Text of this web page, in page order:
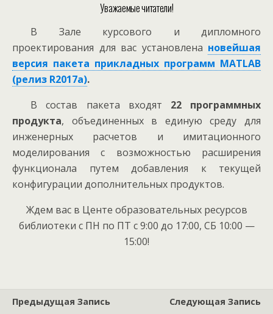
Уважаемые читатели!
В Зале курсового и дипломного
проектирования для вас установлена новейшая
версия пакета прикладных программ MATLAB
(релиз R2017a).
В состав пакета входят 22 программных
продукта, объединенных в единую среду для
инженерных расчетов и имитационного
моделирования с возможностью расширения
функционала путем добавления к текущей
конфигурации дополнительных продуктов.
Ждем вас в Центе образовательных ресурсов
библиотеки с ПН по ПТ с 9:00 до 17:00, СБ 10:00 —
15:00!
Предыдущая Запись
Следующая Запись